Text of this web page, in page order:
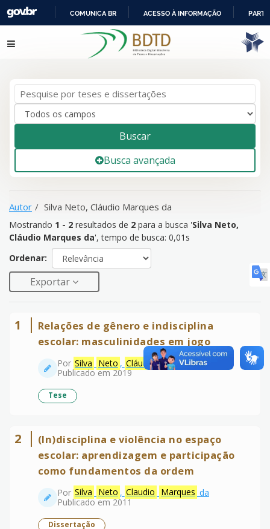
IR
PARA
COMUNICA BR ACESSO À INFORMAÇÃO
resultados de 2para a busca '
Cláudio Marques da
Pular para o conteúdo
Buscar
Busca avançada
Autor Silva Neto, Cláudio Marques da
Mostrando 1 - 2 resultados de 2 para a busca 'Silva Neto,
Cláudio Marques da', tempo de busca: 0,01s
Ordenar:
Exportar
1
Relações de gênero e indisciplina
escolar: masculinidades em jogo
Por Silva Neto , Cláudio Marquesda
Publicado em 2019
Tese
2
(In)disciplina e violência no espaço
escolar: aprendizagem e participação
como fundamentos da ordem
Por Silva Neto , Claudio Marques da
Publicado em 2011
Dissertação